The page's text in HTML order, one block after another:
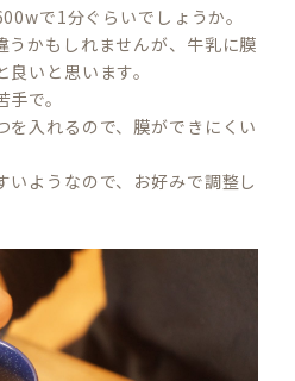
で1分ぐらいでしょうか。
うかもしれませんが、牛乳に膜
いと思います。
で。
を入れるので、膜ができにくい
いようなので、お好みで調整し